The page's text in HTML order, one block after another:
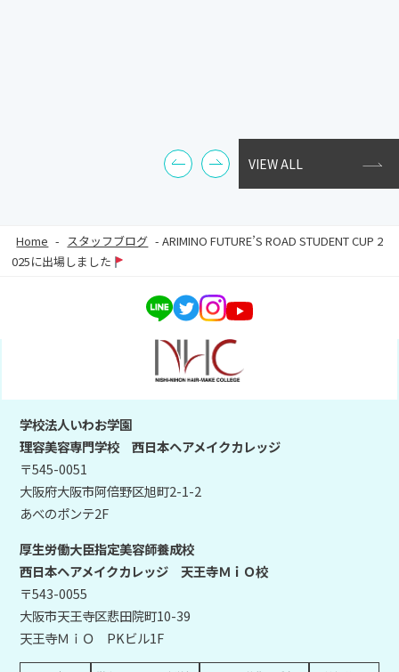
VIEW ALL
Home - スタッフブログ -ARIMINO FUTURE’S ROAD STUDENT CUP 2
025に出場しました
学校法人いわお学園
理容美容専門学校 西日本ヘアメイクカレッジ
〒545-0051
大阪府大阪市阿倍野区旭町2-1-2
あべのポンテ2F
厚生労働大臣指定美容師養成校
西日本ヘアメイクカレッジ 天王寺ＭｉＯ校
〒543-0055
大阪市天王寺区悲田院町10-39
天王寺ＭｉＯ PKビル1F